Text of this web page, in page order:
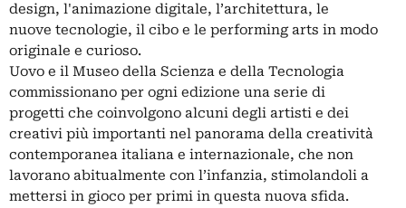
design, l'animazione digitale, l’architettura, le
nuove tecnologie, il cibo e le performing arts in modo
originale e curioso.
Uovo e il Museo della Scienza e della Tecnologia
commissionano per ogni edizione una serie di
progetti che coinvolgono alcuni degli artisti e dei
creativi più importanti nel panorama della creatività
contemporanea italiana e internazionale, che non
lavorano abitualmente con l’infanzia, stimolandoli a
mettersi in gioco per primi in questa nuova sfida.